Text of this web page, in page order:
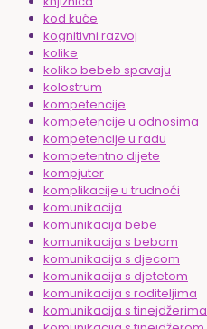
kod kuće
kognitivni razvoj
kolike
koliko bebeb spavaju
kolostrum
kompetencije
kompetencije u odnosima
kompetencije u radu
kompetentno dijete
kompjuter
komplikacije u trudnoći
komunikacija
komunikacija bebe
komunikacija s bebom
komunikacija s djecom
komunikacija s djetetom
komunikacija s roditeljima
komunikacija s tinejdžerima